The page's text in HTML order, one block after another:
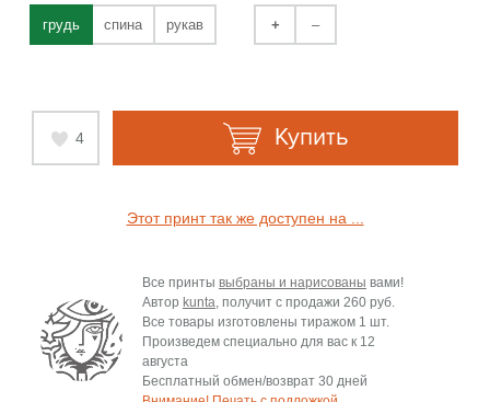
грудь спина рукав + –
4 Купить
Этот принт так же доступен на ...
Все принты выбраны и нарисованы вами!
Автор kunta, получит с продажи 260 руб.
Все товары изготовлены тиражом 1 шт.
Произведем специально для вас к 12
августа
Бесплатный обмен/возврат 30 дней